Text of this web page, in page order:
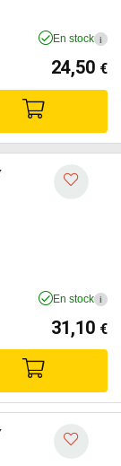
En stock i
24,50 €
En stock i
31,10 €